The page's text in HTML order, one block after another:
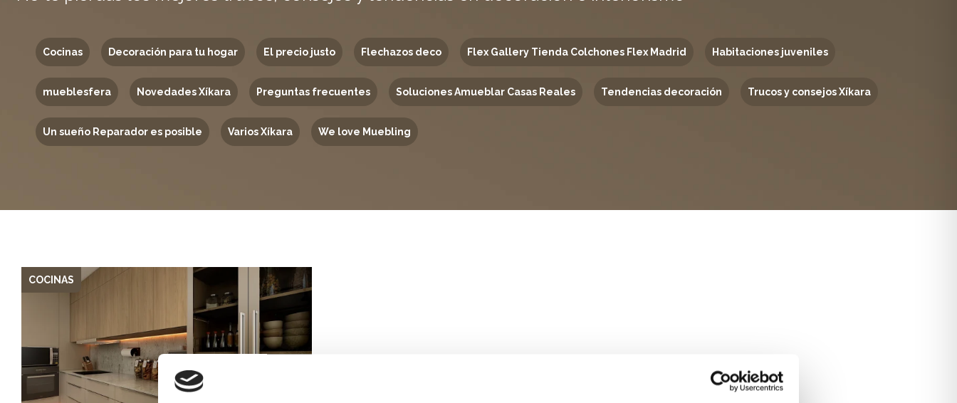
Cocinas Decoración para tu hogar El precio justo Flechazos deco Flex Gallery Tienda Colchones Flex Madrid Habitaciones juveniles
mueblesfera Novedades Xíkara Preguntas frecuentes Soluciones Amueblar Casas Reales Tendencias decoración Trucos y consejos Xíkara
Un sueño Reparador es posible Varios Xíkara We love Muebling
COCINAS